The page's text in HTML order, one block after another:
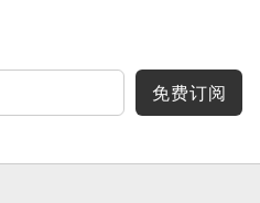
免费订阅